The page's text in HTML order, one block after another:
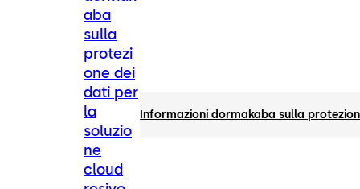
aba
sulla
protezi
one dei
dati per
la
soluzio
ne
cloud
Informazioni dormakaba sulla